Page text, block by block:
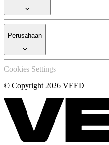
Perusahaan
Cookies Settings
© Copyright 2026 VEED